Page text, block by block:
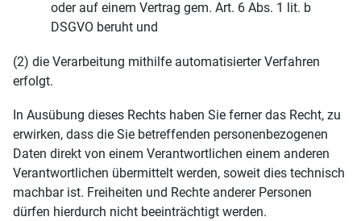
oder auf einem Vertrag gem. Art. 6 Abs. 1 lit. b
DSGVO beruht und
(2) die Verarbeitung mithilfe automatisierter Verfahren
erfolgt.
In Ausübung dieses Rechts haben Sie ferner das Recht, zu
erwirken, dass die Sie betreffenden personenbezogenen
Daten direkt von einem Verantwortlichen einem anderen
Verantwortlichen übermittelt werden, soweit dies technisch
machbar ist. Freiheiten und Rechte anderer Personen
dürfen hierdurch nicht beeinträchtigt werden.